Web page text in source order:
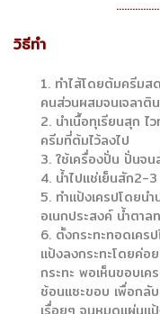
วิธีทำ
1. ทำไส้โดยต้มครีมส
คนส่วนผสมจนเจลาติ
2. นำเนื้อทุเรียนสุก ไ
ครีมที่ต้มไว้ลงไป
3. ใช้เครื่องปั่น ปั่นจน
4. น้ำไปแช่เย็นสัก2-
5. ทำแป้งเครปโดยน
อเนกประสงค์ น้ำตา
6. ตั้งกระทะทอดเคร
แป้งลงกระทะโดยค่อ
กระทะ พอเห็นขอบเ
ช้อนแซะขอบ เพื่อกลั
เรื่อยๆ จนหมดแผ่นแ